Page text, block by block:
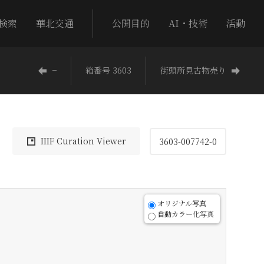
索 華北交通 公開目的 AI・技術 活動
− 箱番号 3603 街頭所見古物売り
IIIF Curation Viewer 3603-007742-0
オリジナル写真
自動カラー化写真